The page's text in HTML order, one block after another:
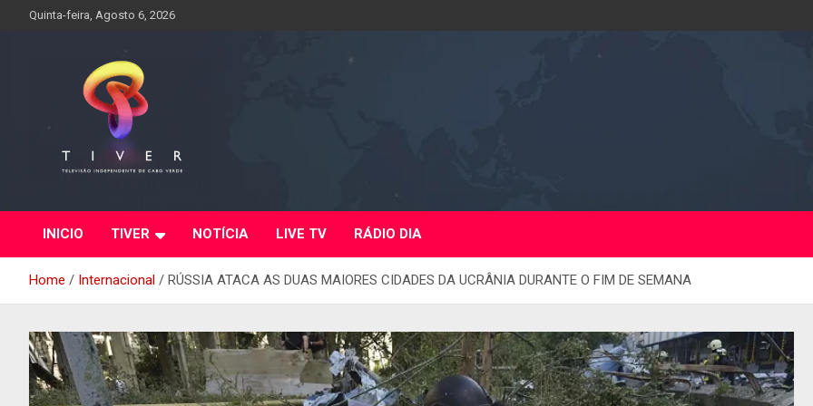
Quinta-feira, Agosto 6, 2026
INICIO TIVER NOTÍCIA LIVE TV RÁDIO DIA
Home Internacional RÚSSIA ATACA AS DUAS MAIORES CIDADES DA UCRÂNIA DURANTE O FIM DE SEMANA